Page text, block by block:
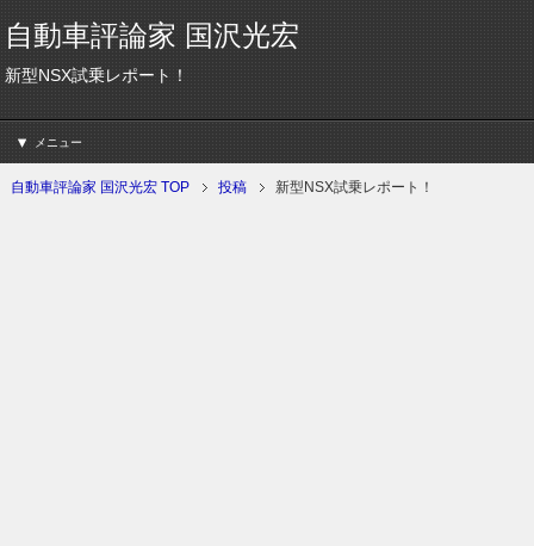
自動車評論家 国沢光宏
新型NSX試乗レポート！
メニュー
自動車評論家 国沢光宏 TOP 投稿 新型NSX試乗レポート！